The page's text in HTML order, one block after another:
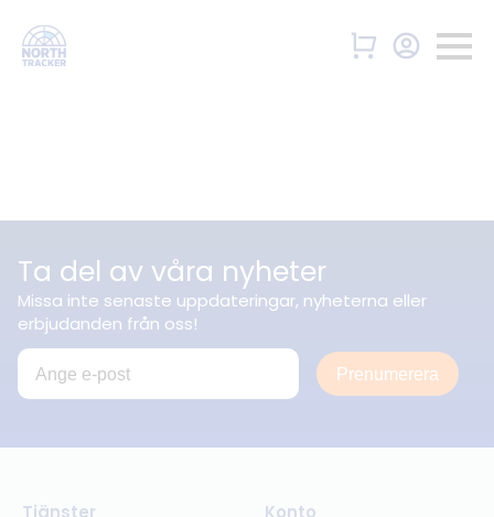
Ta del av våra nyheter
Missa inte senaste uppdateringar, nyheterna eller
erbjudanden från oss!
Prenumerera
Tjänster Konto